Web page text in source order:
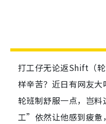
打工仔无论返Shift（
样辛苦？近日有网友
轮班制舒服一点，岂
工”依然让他感到疲惫